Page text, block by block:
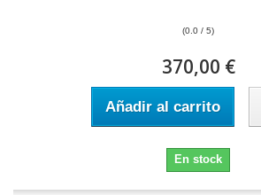
(0.0 / 5)
370,00 €
Añadir al carrito
En stock